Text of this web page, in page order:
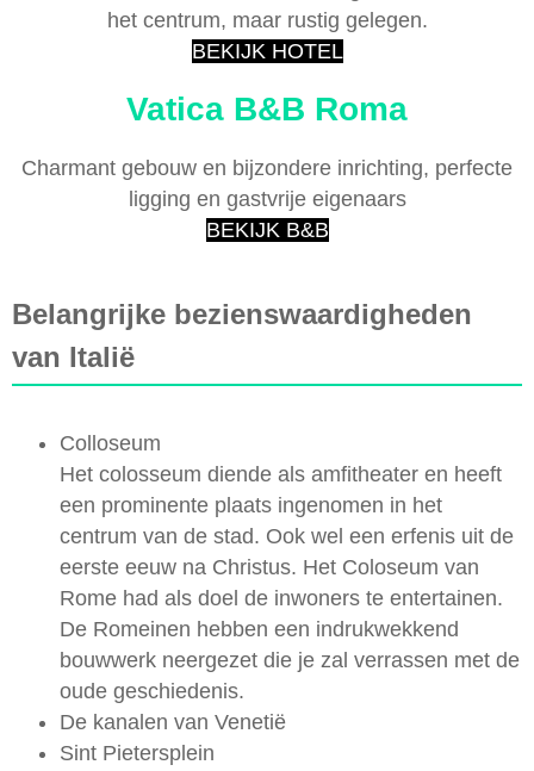
het centrum, maar rustig gelegen.
BEKIJK HOTEL
Vatica B&B Roma
Charmant gebouw en bijzondere inrichting, perfecte
ligging en gastvrije eigenaars
BEKIJK B&B
Belangrijke bezienswaardigheden
van Italië
Colloseum
Het colosseum diende als amfitheater en heeft
een prominente plaats ingenomen in het
centrum van de stad. Ook wel een erfenis uit de
eerste eeuw na Christus. Het Coloseum van
Rome had als doel de inwoners te entertainen.
De Romeinen hebben een indrukwekkend
bouwwerk neergezet die je zal verrassen met de
oude geschiedenis.
De kanalen van Venetië
Sint Pietersplein